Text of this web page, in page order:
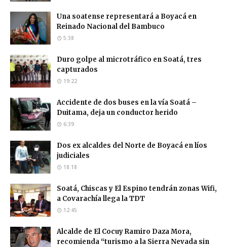
Una soatense representará a Boyacá en
Reinado Nacional del Bambuco
5:38
Duro golpe al microtráfico en Soatá, tres
capturados
19:22
Accidente de dos buses en la vía Soatá –
Duitama, deja un conductor herido
6:39
Dos ex alcaldes del Norte de Boyacá en líos
judiciales
18:18
Soatá, Chiscas y El Espino tendrán zonas Wifi,
a Covarachía llega la TDT
12:45
Alcalde de El Cocuy Ramiro Daza Mora,
recomienda “turismo a la Sierra Nevada sin